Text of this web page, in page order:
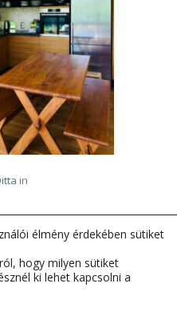
in
élmény érdekében sütiket
hogy milyen sütiket
ki lehet kapcsolni a